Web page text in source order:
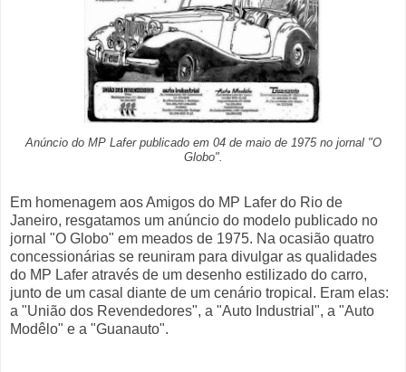
Anúncio do MP Lafer publicado em 04 de maio de 1975 no jornal "O
Globo".
Em homenagem aos Amigos do MP Lafer do Rio de
Janeiro, resgatamos um anúncio do modelo publicado no
jornal "O Globo" em meados de 1975. Na ocasião quatro
concessionárias se reuniram para divulgar as qualidades
do MP Lafer através de um desenho estilizado do carro,
junto de um casal diante de um cenário tropical. Eram elas:
a "União dos Revendedores", a "Auto Industrial", a "Auto
Modêlo" e a "Guanauto".